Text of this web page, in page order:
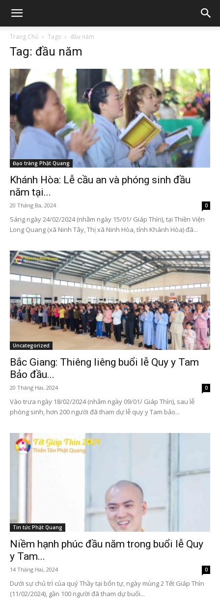
Trang Chủ Tags đầu năm
Tag: đầu năm
Đạo tràng Phật Quang
Khánh Hòa: Lễ cầu an và phóng sinh đầu
năm tại...
20 Tháng Ba, 2024 0
Sáng ngày 24/02/2024 (nhằm ngày 15/01/ Giáp Thìn), tại Thiền Viện
Long Quang (xã Ninh Tây, Thị xã Ninh Hòa, tỉnh Khánh Hòa) đã...
Uncategorized
Bắc Giang: Thiêng liêng buổi lễ Quy y Tam
Bảo đầu...
20 Tháng Hai, 2024 0
Vào trưa ngày 18/02/2024 (nhằm ngày 09/01/ Giáp Thìn), sau lễ
phóng sinh, hơn 200 người đã tham dự lễ quy y Tam bảo...
Tin tức Phật Quang
Niềm hạnh phúc đầu năm trong buổi lễ Quy
y Tam...
14 Tháng Hai, 2024 0
Dưới sự chủ trì của quý Thầy tại bổn tự, ngày mùng 2 Tết Giáp Thìn
(11/02/2024), gần 100 người đã tham dự buổi...